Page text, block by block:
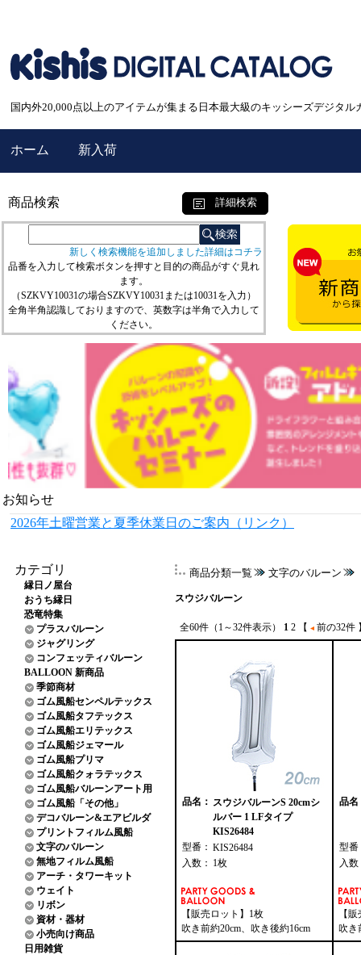
国内外20,000点以上のアイテムが集まる日本最大級のキッシーズデジタル
ホーム 新入荷
商品検索 詳細検索
新しく検索機能を追加しました詳細はコチラ
品番を入力して検索ボタンを押すと目的の商品がすぐ見れ
ます。
（SZKVY10031の場合SZKVY10031または10031を入力）
全角半角認識しておりますので、英数字は半角で入力して
ください。
お知らせ
2026年土曜営業と夏季休業日のご案内（リンク）
カテゴリ
縁日ノ屋台
おうち縁日
恐竜特集
プラスバルーン
ジャグリング
コンフェッティバルーン
BALLOON 新商品
季節商材
ゴム風船センペルテックス
ゴム風船タフテックス
ゴム風船エリテックス
ゴム風船ジェマール
ゴム風船プリマ
ゴム風船クォラテックス
ゴム風船バルーンアート用
ゴム風船「その他」
デコバルーン&エアビルダ
プリントフィルム風船
文字のバルーン
無地フィルム風船
アーチ・タワーキット
ウェイト
リボン
資材・器材
小売向け商品
日用雑貨
商品分類一覧 文字のバルーン
スウジバルーン
全60件（1～32件表示） 1 2 【 前の32件
品名： スウジバルーンS 20cmシ
ルバー 1 LFタイプ
KIS26484
型番： KIS26484
入数： 1枚
【販売ロット】1枚
吹き前約20cm、吹き後約16cm
品名
型番
入数
【
吹